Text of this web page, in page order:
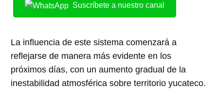
Suscríbete a nuestro canal
La influencia de este sistema comenzará a
reflejarse de manera más evidente en los
próximos días, con un aumento gradual de la
inestabilidad atmosférica sobre territorio yucateco.